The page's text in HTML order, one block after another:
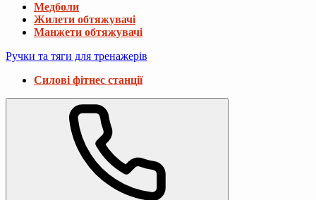
Медболи
Жилети обтяжувачі
Манжети обтяжувачі
Ручки та тяги для тренажерів
Силові фітнес станції